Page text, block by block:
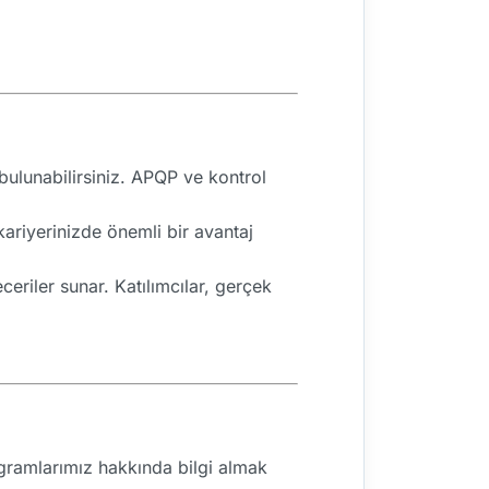
APQP ve kontrol
önemli bir avantaj
sunar. Katılımcılar, gerçek
hakkında bilgi almak